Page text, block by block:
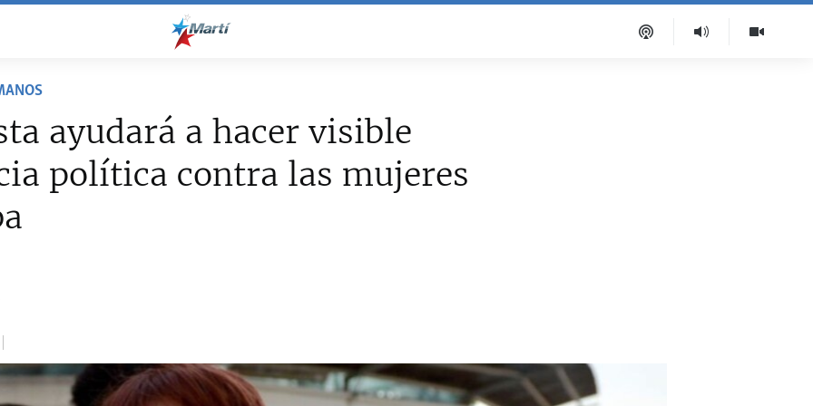
ayudará a hacer visible
política contra las mujeres